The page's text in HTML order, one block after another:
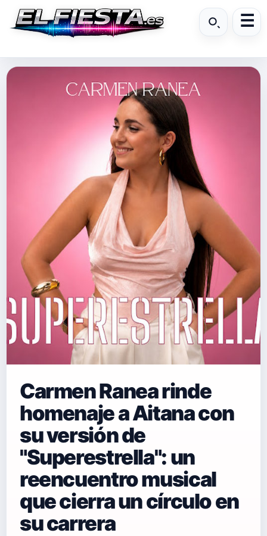
Carmen Ranea rinde
homenaje a Aitana con
su versión de
"Superestrella": un
reencuentro musical
que cierra un círculo en
su carrera